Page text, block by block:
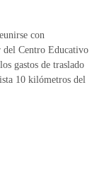
con
del Centro Educativo
gastos de traslado
10 kilómetros del